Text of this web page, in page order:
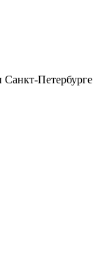
Петербурге